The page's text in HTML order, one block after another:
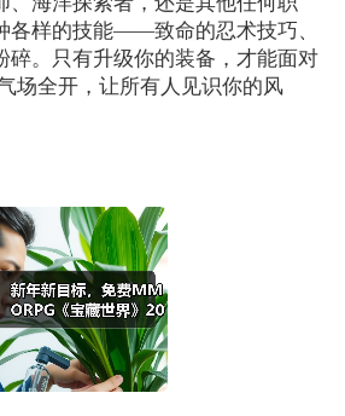
各样的技能——致命的忍术技巧、
碎。只有升级你的装备，才能面对
场全开，让所有人见识你的风